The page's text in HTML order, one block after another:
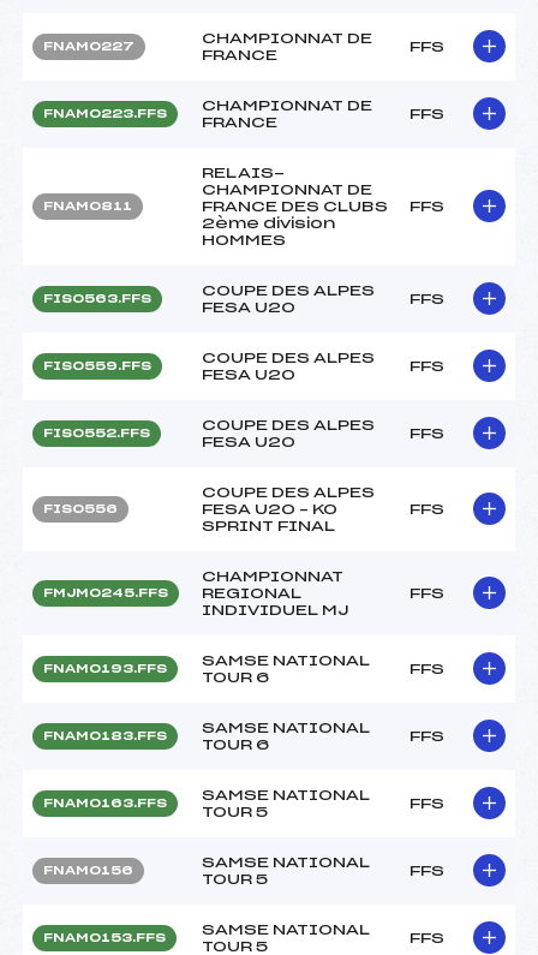
FNAM0227
CHAMPIONNAT DE
FRANCE
FFS
FNAM0223.FFS
CHAMPIONNAT DE
FRANCE
FFS
FNAM0811
RELAIS-
CHAMPIONNAT DE
FRANCE DES CLUBS
2ème division
HOMMES
FFS
FIS0563.FFS
COUPE DES ALPES
FESA U20
FFS
FIS0559.FFS
COUPE DES ALPES
FESA U20
FFS
FIS0552.FFS
COUPE DES ALPES
FESA U20
FFS
FIS0556
COUPE DES ALPES
FESA U20 – KO
SPRINT FINAL
FFS
FMJM0245.FFS
CHAMPIONNAT
REGIONAL
INDIVIDUEL MJ
FFS
FNAM0193.FFS
SAMSE NATIONAL
TOUR 6
FFS
FNAM0183.FFS
SAMSE NATIONAL
TOUR 6
FFS
FNAM0163.FFS
SAMSE NATIONAL
TOUR 5
FFS
FNAM0156
SAMSE NATIONAL
TOUR 5
FFS
FNAM0153.FFS
SAMSE NATIONAL
TOUR 5
FFS